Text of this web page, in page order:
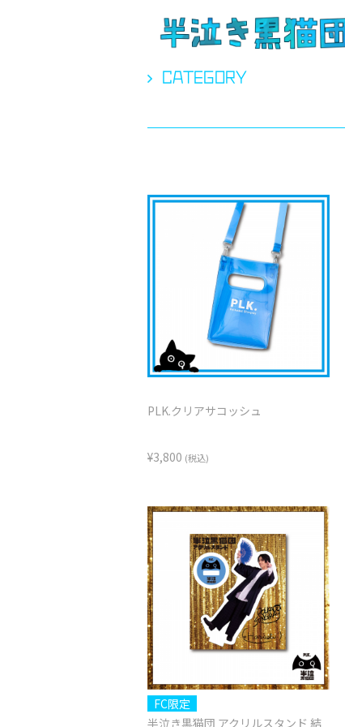
CATEGORY
PLK.クリアサコッシュ
¥3,800 (税込)
FC限定
半泣き黒猫団 アクリルスタンド 結